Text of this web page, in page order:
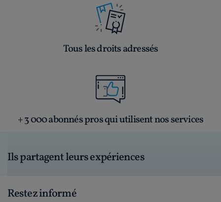
Tous les droits adressés
+ 3 000 abonnés pros qui utilisent nos services
Ils partagent leurs expériences
Restez informé